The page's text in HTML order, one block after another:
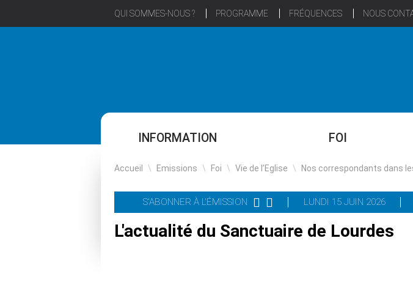
QUI SOMMES-NOUS ? PROGRAMME FRÉQUENCES NOUS
INFORMATION FOI
Accueil \ Emissions \ Foi \ Vie de l’Eglise \ Nos correspondants dans
S'ABONNER À L'ÉMISSION LUNDI 15 JUIN 2026
L'actualité du Sanctuaire de Lourdes